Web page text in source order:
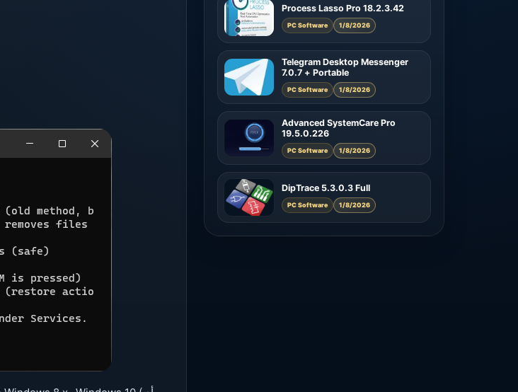
Process Lasso Pro 18.2.3.42
PC Software 1/8/2026
Telegram Desktop Messenger
7.0.7 + Portable
PC Software 1/8/2026
Advanced SystemCare Pro
19.5.0.226
PC Software 1/8/2026
DipTrace 5.3.0.3 Full
PC Software 1/8/2026